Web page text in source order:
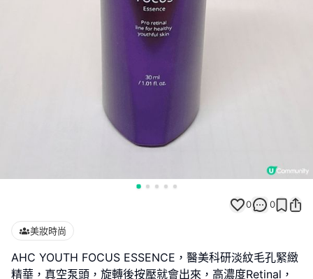
0 0
美妝時尚
AHC YOUTH FOCUS ESSENCE，醫美科研淡紋毛孔緊緻
精華，真空泵頭，旋轉後按壓就會出來，高濃度Retinal，